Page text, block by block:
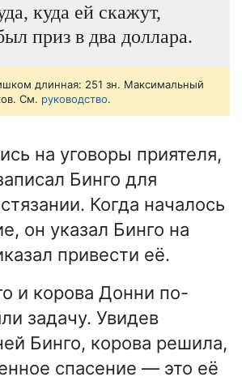
куда ей скажут,
приз в два доллара.
длинная: 251 зн. Максимальный
См. руководство.
на уговоры приятеля,
Бинго для
Когда началось
он указал Бинго на
привести её.
и корова Донни по-
задачу. Увидев
Бинго, корова решила,
спасение — это её